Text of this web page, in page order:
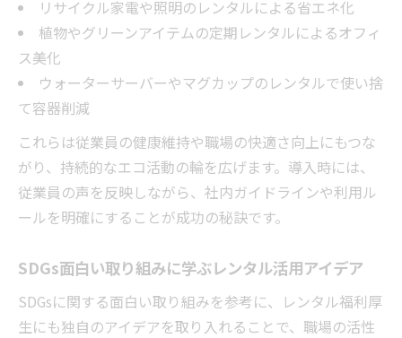
リサイクル家電や照明のレンタルによる省エネ化
植物やグリーンアイテムの定期レンタルによるオフィ
ス美化
ウォーターサーバーやマグカップのレンタルで使い捨
て容器削減
これらは従業員の健康維持や職場の快適さ向上にもつな
がり、持続的なエコ活動の輪を広げます。導入時には、
従業員の声を反映しながら、社内ガイドラインや利用ル
ールを明確にすることが成功の秘訣です。
SDGs面白い取り組みに学ぶレンタル活用アイデア
SDGsに関する面白い取り組みを参考に、レンタル福利厚
生にも独自のアイデアを取り入れることで、職場の活性